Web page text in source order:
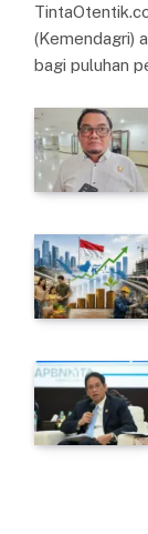
(Kemendagri)
bagi puluhan